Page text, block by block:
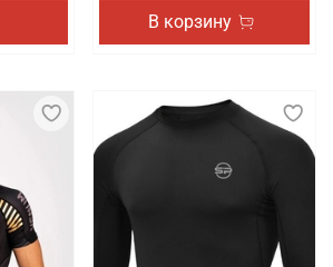
В корзину